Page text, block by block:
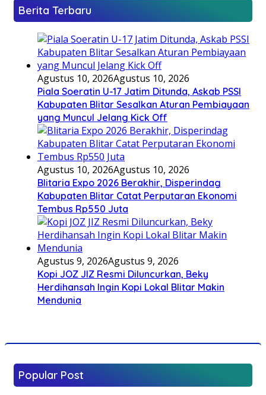
Berita Terbaru
Agustus 10, 2026Agustus 10, 2026
Piala Soeratin U-17 Jatim Ditunda, Askab PSSI
Kabupaten Blitar Sesalkan Aturan Pembiayaan
yang Muncul Jelang Kick Off
Agustus 10, 2026Agustus 10, 2026
Blitaria Expo 2026 Berakhir, Disperindag
Kabupaten Blitar Catat Perputaran Ekonomi
Tembus Rp550 Juta
Agustus 9, 2026Agustus 9, 2026
Kopi JOZ JIZ Resmi Diluncurkan, Beky
Herdihansah Ingin Kopi Lokal Blitar Makin
Mendunia
Popular Post